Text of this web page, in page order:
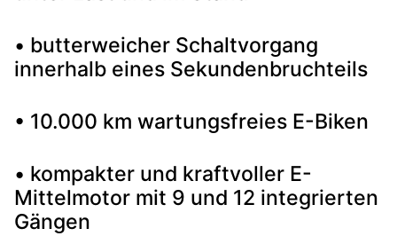
• butterweicher Schaltvorgang
innerhalb eines Sekundenbruchteils
• 10.000 km wartungsfreies E-Biken
• kompakter und kraftvoller E-
Mittelmotor mit 9 und 12 integrierten
Gängen